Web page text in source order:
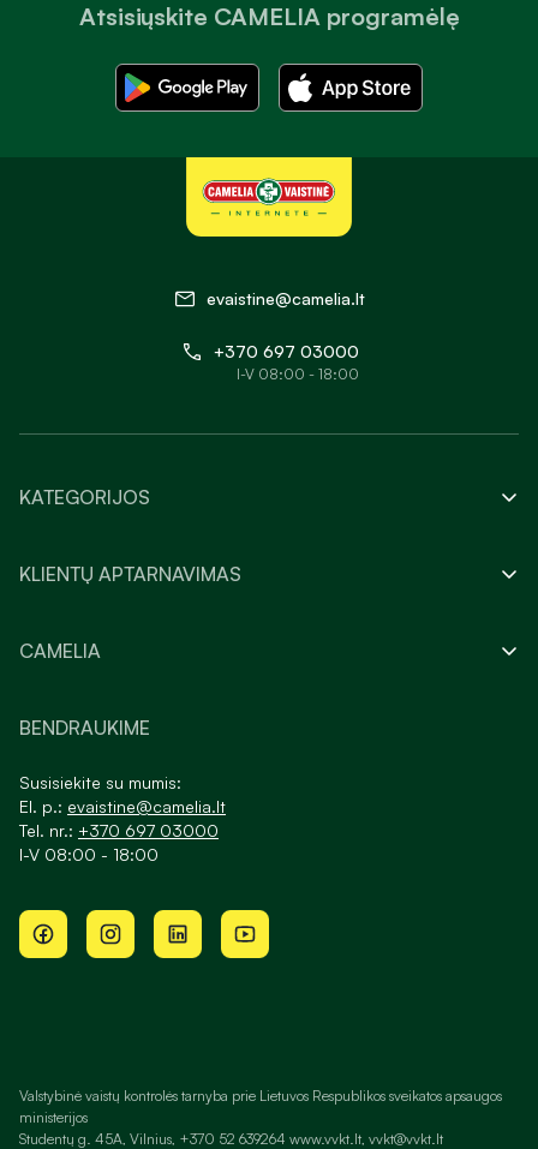
Atsisiųskite CAMELIA programėlę
evaistine@camelia.lt
+370 697 03000
I-V 08:00 - 18:00
KATEGORIJOS
KLIENTŲ APTARNAVIMAS
CAMELIA
BENDRAUKIME
Susisiekite su mumis:
El. p.: evaistine@camelia.lt
Tel. nr.: +370 697 03000
I-V 08:00 - 18:00
Valstybinė vaistų kontrolės tarnyba prie Lietuvos Respublikos sveikatos apsaugos
ministerijos
Studentų g. 45A, Vilnius, +370 52 639264 www.vvkt.lt, vvkt@vvkt.lt